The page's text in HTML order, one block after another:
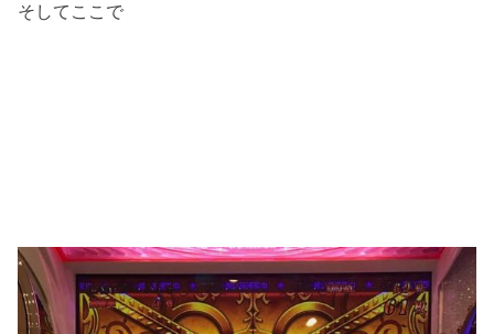
そしてここで